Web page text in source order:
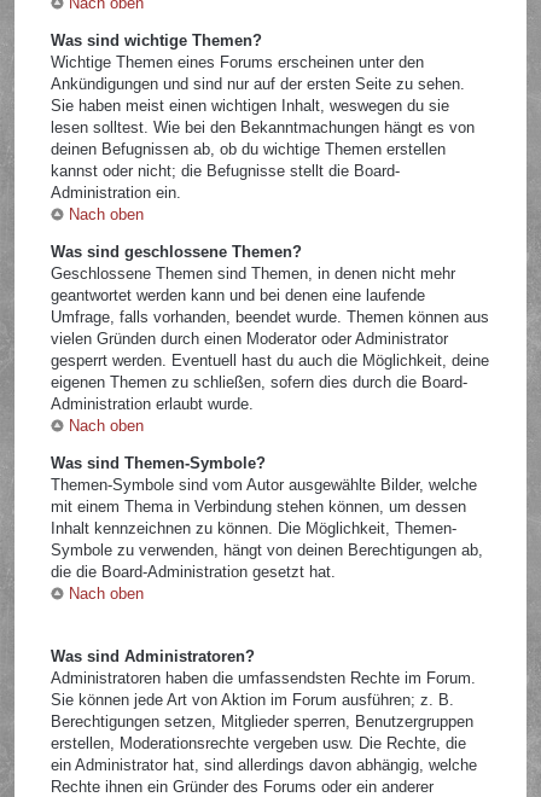
Was sind wichtige Themen?
Wichtige Themen eines Forums erscheinen unter den
Ankündigungen und sind nur auf der ersten Seite zu sehen.
Sie haben meist einen wichtigen Inhalt, weswegen du sie
lesen solltest. Wie bei den Bekanntmachungen hängt es von
deinen Befugnissen ab, ob du wichtige Themen erstellen
kannst oder nicht; die Befugnisse stellt die Board-
Administration ein.
Nach oben
Was sind geschlossene Themen?
Geschlossene Themen sind Themen, in denen nicht mehr
geantwortet werden kann und bei denen eine laufende
Umfrage, falls vorhanden, beendet wurde. Themen können aus
vielen Gründen durch einen Moderator oder Administrator
gesperrt werden. Eventuell hast du auch die Möglichkeit, deine
eigenen Themen zu schließen, sofern dies durch die Board-
Administration erlaubt wurde.
Nach oben
Was sind Themen-Symbole?
Themen-Symbole sind vom Autor ausgewählte Bilder, welche
mit einem Thema in Verbindung stehen können, um dessen
Inhalt kennzeichnen zu können. Die Möglichkeit, Themen-
Symbole zu verwenden, hängt von deinen Berechtigungen ab,
die die Board-Administration gesetzt hat.
Nach oben
Was sind Administratoren?
Administratoren haben die umfassendsten Rechte im Forum.
Sie können jede Art von Aktion im Forum ausführen; z. B.
Berechtigungen setzen, Mitglieder sperren, Benutzergruppen
erstellen, Moderationsrechte vergeben usw. Die Rechte, die
ein Administrator hat, sind allerdings davon abhängig, welche
Rechte ihnen ein Gründer des Forums oder ein anderer